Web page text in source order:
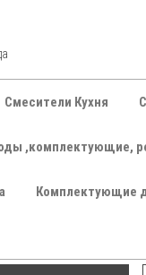
Смесители Кухня
,комплектующие,
Комплектующие